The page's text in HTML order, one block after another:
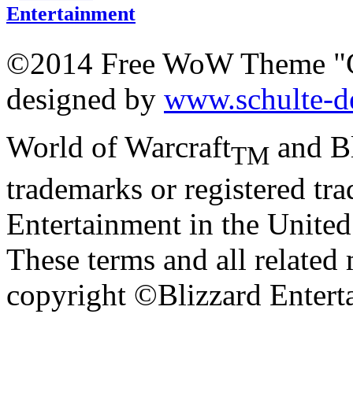
©2014 Free WoW Theme "
designed by www.schulte-
World of WarcraftTM and
trademarks or registered
Entertainment in the
These terms and all related
copyright ©Blizzard